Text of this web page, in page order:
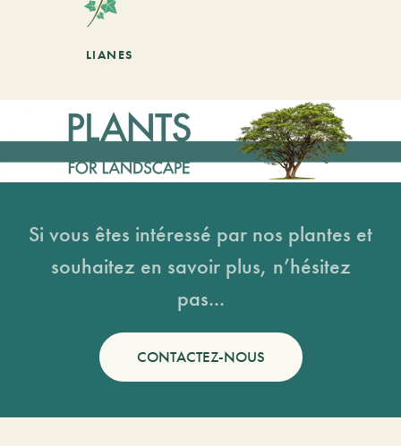
LIANES
Si vous êtes intéressé par nos plantes et
souhaitez en savoir plus, n’hésitez
pas...
CONTACTEZ-NOUS